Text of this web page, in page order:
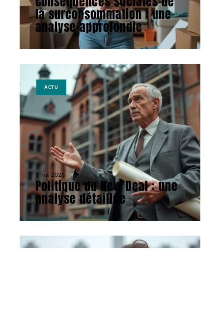
la surconsommation : une
analyse approfondie
ACTU
5 mai 2026
Politique du New Deal : une
analyse détaillée